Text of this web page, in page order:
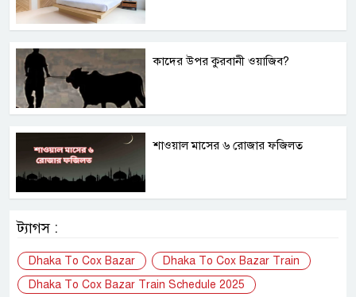
কাদের উপর কুরবানী ওয়াজিব?
শাওয়াল মাসের ৬ রোজার ফজিলত
ট্যাগস :
Dhaka To Cox Bazar
Dhaka To Cox Bazar Train
Dhaka To Cox Bazar Train Schedule 2025